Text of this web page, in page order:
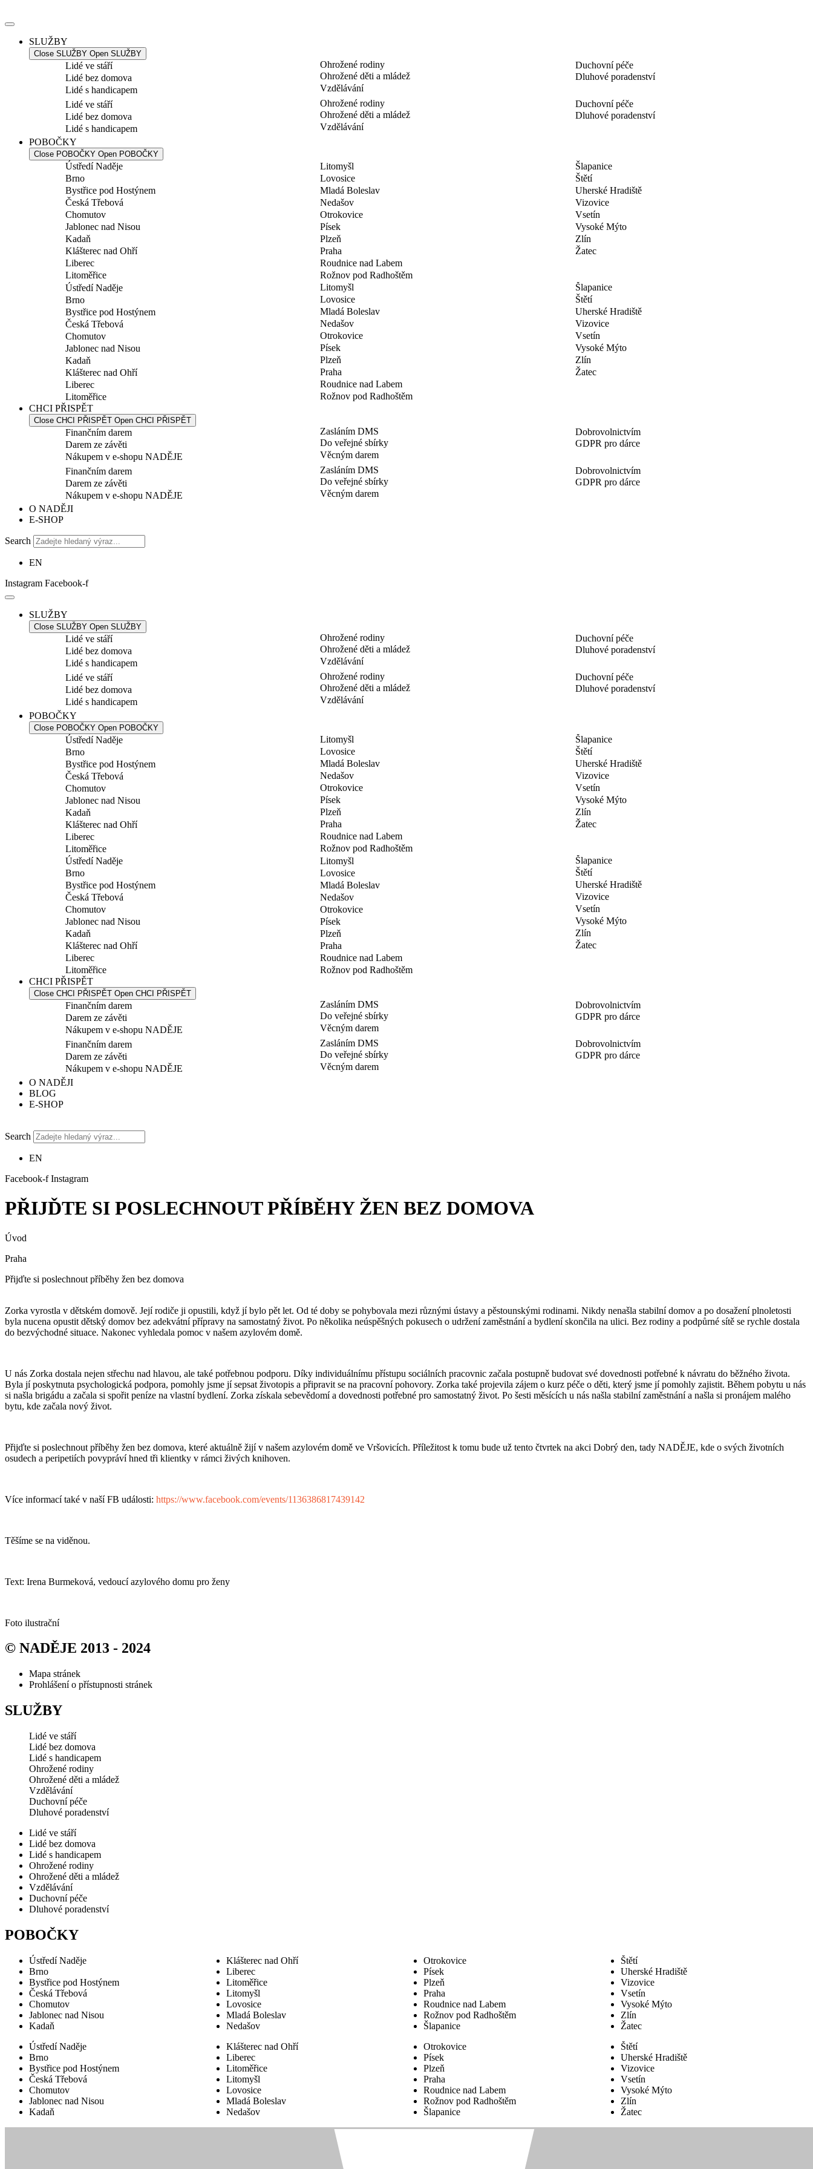
k
SLUŽBY
Close SLUŽBY Open SLUŽBY
Lidé ve stáří
Lidé bez domova
Lidé s handicapem
Ohrožené rodiny
Ohrožené děti a mládež
Vzdělávání
Duchovní péče
Dluhové poradenství
Lidé ve stáří
Lidé bez domova
Lidé s handicapem
Ohrožené rodiny
Ohrožené děti a mládež
Vzdělávání
Duchovní péče
Dluhové poradenství
POBOČKY
Close POBOČKY Open POBOČKY
Ústředí Naděje
Brno
Bystřice pod Hostýnem
Česká Třebová
Chomutov
Jablonec nad Nisou
Kadaň
Klášterec nad Ohří
Liberec
Litoměřice
Litomyšl
Lovosice
Mladá Boleslav
Nedašov
Otrokovice
Písek
Plzeň
Praha
Roudnice nad Labem
Rožnov pod Radhoštěm
Šlapanice
Štětí
Uherské Hradiště
Vizovice
Vsetín
Vysoké Mýto
Zlín
Žatec
Ústředí Naděje
Brno
Bystřice pod Hostýnem
Česká Třebová
Chomutov
Jablonec nad Nisou
Kadaň
Klášterec nad Ohří
Liberec
Litoměřice
Litomyšl
Lovosice
Mladá Boleslav
Nedašov
Otrokovice
Písek
Plzeň
Praha
Roudnice nad Labem
Rožnov pod Radhoštěm
Šlapanice
Štětí
Uherské Hradiště
Vizovice
Vsetín
Vysoké Mýto
Zlín
Žatec
CHCI PŘISPĚT
Close CHCI PŘISPĚT Open CHCI PŘISPĚT
Finančním darem
Darem ze závěti
Nákupem v e-shopu NADĚJE
Zasláním DMS
Do veřejné sbírky
Věcným darem
Dobrovolnictvím
GDPR pro dárce
Finančním darem
Darem ze závěti
Nákupem v e-shopu NADĚJE
Zasláním DMS
Do veřejné sbírky
Věcným darem
Dobrovolnictvím
GDPR pro dárce
O NADĚJI
E-SHOP
Search
EN
Instagram Facebook-f
SLUŽBY
Close SLUŽBY Open SLUŽBY
Lidé ve stáří
Lidé bez domova
Lidé s handicapem
Ohrožené rodiny
Ohrožené děti a mládež
Vzdělávání
Duchovní péče
Dluhové poradenství
Lidé ve stáří
Lidé bez domova
Lidé s handicapem
Ohrožené rodiny
Ohrožené děti a mládež
Vzdělávání
Duchovní péče
Dluhové poradenství
POBOČKY
Close POBOČKY Open POBOČKY
Ústředí Naděje
Brno
Bystřice pod Hostýnem
Česká Třebová
Chomutov
Jablonec nad Nisou
Kadaň
Klášterec nad Ohří
Liberec
Litoměřice
Litomyšl
Lovosice
Mladá Boleslav
Nedašov
Otrokovice
Písek
Plzeň
Praha
Roudnice nad Labem
Rožnov pod Radhoštěm
Šlapanice
Štětí
Uherské Hradiště
Vizovice
Vsetín
Vysoké Mýto
Zlín
Žatec
Ústředí Naděje
Brno
Bystřice pod Hostýnem
Česká Třebová
Chomutov
Jablonec nad Nisou
Kadaň
Klášterec nad Ohří
Liberec
Litoměřice
Litomyšl
Lovosice
Mladá Boleslav
Nedašov
Otrokovice
Písek
Plzeň
Praha
Roudnice nad Labem
Rožnov pod Radhoštěm
Šlapanice
Štětí
Uherské Hradiště
Vizovice
Vsetín
Vysoké Mýto
Zlín
Žatec
CHCI PŘISPĚT
Close CHCI PŘISPĚT Open CHCI PŘISPĚT
Finančním darem
Darem ze závěti
Nákupem v e-shopu NADĚJE
Zasláním DMS
Do veřejné sbírky
Věcným darem
Dobrovolnictvím
GDPR pro dárce
Finančním darem
Darem ze závěti
Nákupem v e-shopu NADĚJE
Zasláním DMS
Do veřejné sbírky
Věcným darem
Dobrovolnictvím
GDPR pro dárce
O NADĚJI
BLOG
E-SHOP
Search
EN
Facebook-f Instagram
PŘIJĎTE SI POSLECHNOUT PŘÍBĚHY ŽEN BEZ DOMOVA
Úvod
Praha
Přijďte si poslechnout příběhy žen bez domova
Zorka vyrostla v dětském domově. Její rodiče ji opustili, když jí bylo pět let. Od té doby se pohybovala mezi různými ústavy a pěstounskými rodinami. Nikdy nenašla stabilní domov a po dosažení plnoletosti
byla nucena opustit dětský domov bez adekvátní přípravy na samostatný život. Po několika neúspěšných pokusech o udržení zaměstnání a bydlení skončila na ulici. Bez rodiny a podpůrné sítě se rychle dostala
do bezvýchodné situace. Nakonec vyhledala pomoc v našem azylovém domě.
U nás Zorka dostala nejen střechu nad hlavou, ale také potřebnou podporu. Díky individuálnímu přístupu sociálních pracovnic začala postupně budovat své dovednosti potřebné k návratu do běžného života.
Byla jí poskytnuta psychologická podpora, pomohly jsme jí sepsat životopis a připravit se na pracovní pohovory. Zorka také projevila zájem o kurz péče o děti, který jsme jí pomohly zajistit. Během pobytu u nás
si našla brigádu a začala si spořit peníze na vlastní bydlení. Zorka získala sebevědomí a dovednosti potřebné pro samostatný život. Po šesti měsících u nás našla stabilní zaměstnání a našla si pronájem malého
bytu, kde začala nový život.
Přijďte si poslechnout příběhy žen bez domova, které aktuálně žijí v našem azylovém domě ve Vršovicích. Příležitost k tomu bude už tento čtvrtek na akci Dobrý den, tady NADĚJE, kde o svých životních
osudech a peripetiích povypráví hned tři klientky v rámci živých knihoven.
Více informací také v naší FB události: https://www.facebook.com/events/1136386817439142
Těšíme se na viděnou.
Text: Irena Burmeková, vedoucí azylového domu pro ženy
Foto ilustrační
© NADĚJE 2013 - 2024
Mapa stránek
Prohlášení o přístupnosti stránek
SLUŽBY
Lidé ve stáří
Lidé bez domova
Lidé s handicapem
Ohrožené rodiny
Ohrožené děti a mládež
Vzdělávání
Duchovní péče
Dluhové poradenství
Lidé ve stáří
Lidé bez domova
Lidé s handicapem
Ohrožené rodiny
Ohrožené děti a mládež
Vzdělávání
Duchovní péče
Dluhové poradenství
POBOČKY
Ústředí Naděje
Brno
Bystřice pod Hostýnem
Česká Třebová
Chomutov
Jablonec nad Nisou
Kadaň
Klášterec nad Ohří
Liberec
Litoměřice
Litomyšl
Lovosice
Mladá Boleslav
Nedašov
Otrokovice
Písek
Plzeň
Praha
Roudnice nad Labem
Rožnov pod Radhoštěm
Šlapanice
Štětí
Uherské Hradiště
Vizovice
Vsetín
Vysoké Mýto
Zlín
Žatec
Ústředí Naděje
Brno
Bystřice pod Hostýnem
Česká Třebová
Chomutov
Jablonec nad Nisou
Kadaň
Klášterec nad Ohří
Liberec
Litoměřice
Litomyšl
Lovosice
Mladá Boleslav
Nedašov
Otrokovice
Písek
Plzeň
Praha
Roudnice nad Labem
Rožnov pod Radhoštěm
Šlapanice
Štětí
Uherské Hradiště
Vizovice
Vsetín
Vysoké Mýto
Zlín
Žatec